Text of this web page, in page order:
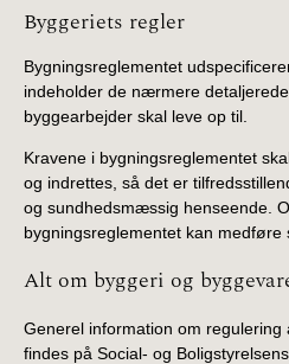
Information
Byggeriets regler
Bygningsreglementet
indeholder de nærmere
byggearbejder skal leve op til.
Kravene i bygningsreglementet
og indrettes, så det er
og sundhedsmæssig henseende.
bygningsreglementet kan medføre
Alt om byggeri og
Generel information om
findes på Social- og